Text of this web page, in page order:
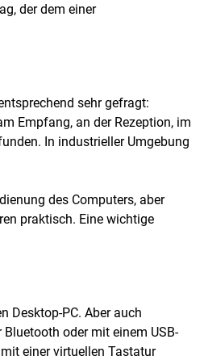
der dem einer
sehr gefragt:
Empfang, an der Rezeption, im
In industrieller Umgebung
des Computers, aber
praktisch. Eine wichtige
Desktop-PC. Aber auch
oder mit einem USB-
einer virtuellen Tastatur